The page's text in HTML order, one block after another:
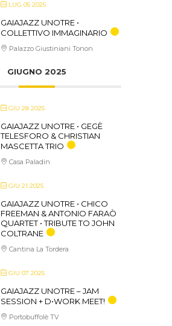
LUG 05 2025
GAIAJAZZ UNOTRE •
COLLETTIVO IMMAGINARIO
Palazzo Giustiniani Tonon
GIUGNO 2025
GIU 28 2025
GAIAJAZZ UNOTRE • GEGÈ
TELESFORO & CHRISTIAN
MASCETTA TRIO
Casa Paladin
GIU 21 2025
GAIAJAZZ UNOTRE • CHICO
FREEMAN & ANTONIO FARAÒ
QUARTET • TRIBUTE TO JOHN
COLTRANE
Cantina La Tordera
GIU 07 2025
GAIAJAZZ UNOTRE – JAM
SESSION + D•WORK MEET!
Portobuffolè TV